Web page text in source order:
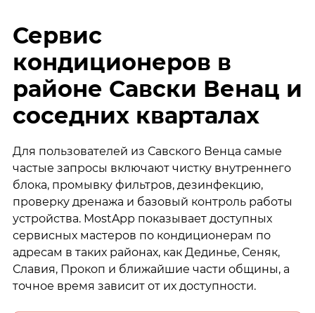
Сервис
кондиционеров в
районе Савски Венац и
соседних кварталах
Для пользователей из Савского Венца самые
частые запросы включают чистку внутреннего
блока, промывку фильтров, дезинфекцию,
проверку дренажа и базовый контроль работы
устройства. MostApp показывает доступных
сервисных мастеров по кондиционерам по
адресам в таких районах, как Дединье, Сеняк,
Славия, Прокоп и ближайшие части общины, а
точное время зависит от их доступности.